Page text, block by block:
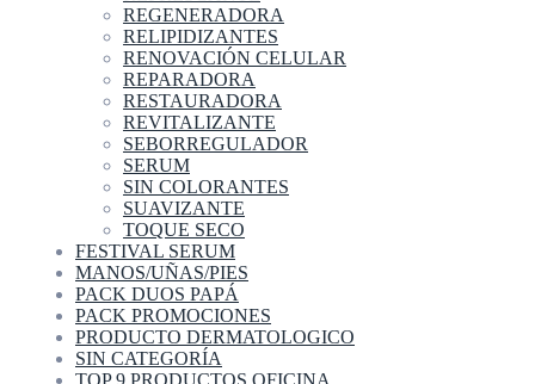
REGENERADORA
RELIPIDIZANTES
RENOVACIÓN CELULAR
REPARADORA
RESTAURADORA
REVITALIZANTE
SEBORREGULADOR
SERUM
SIN COLORANTES
SUAVIZANTE
TOQUE SECO
FESTIVAL SERUM
MANOS/UÑAS/PIES
PACK DUOS PAPÁ
PACK PROMOCIONES
PRODUCTO DERMATOLOGICO
SIN CATEGORÍA